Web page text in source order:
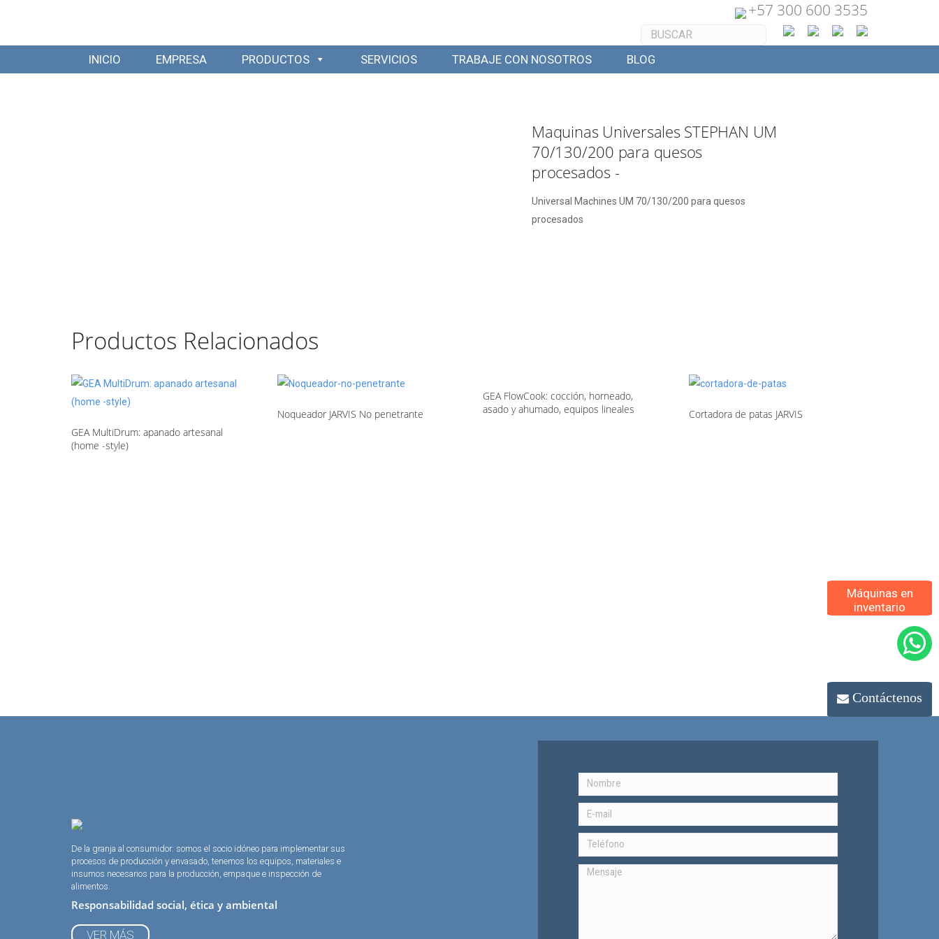
+57 300 600 3535
INICIO EMPRESA PRODUCTOS SERVICIOS TRABAJE CON NOSOTROS BLOG
Contáctenos
Máquinas en
inventario
Maquinas Universales STEPHAN UM
70/130/200 para quesos
procesados -
Universal Machines UM 70/130/200 para quesos
procesados
Productos Relacionados
GEA MultiDrum: apanado artesanal
(home -style)
Noqueador JARVIS No penetrante
GEA FlowCook: cocción, horneado,
asado y ahumado, equipos lineales
Cortadora de patas JARVIS
De la granja al consumidor: somos el socio idóneo para implementar sus
procesos de producción y envasado, tenemos los equipos, materiales e
insumos necesarios para la producción, empaque e inspección de
alimentos.
Responsabilidad social, ética y ambiental
VER MÁS